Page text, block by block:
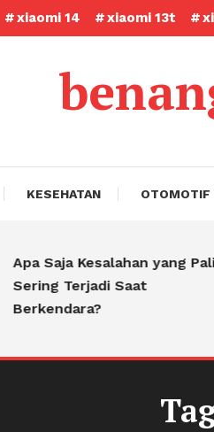
xiaomi 14 xiaomi 13t
KESEHATAN OTOMOTIF
Saja Kesalahan yang
Sering Terjadi Saat